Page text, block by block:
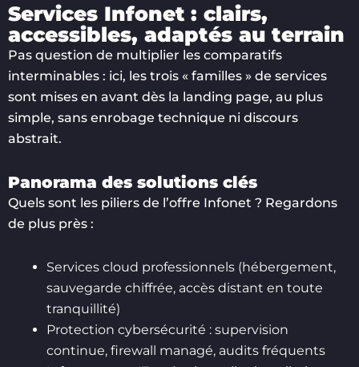
Services Infonet : clairs,
accessibles, adaptés au terrain
Pas question de multiplier les comparatifs
interminables : ici, les trois « familles » de services
sont mises en avant dès la landing page, au plus
simple, sans enrobage technique ni discours
abstrait.
Panorama des solutions clés
Quels sont les piliers de l’offre Infonet ? Regardons
de plus près :
Services cloud professionnels (hébergement,
sauvegarde chiffrée, accès distant en toute
tranquillité)
Protection cybersécurité : supervision
continue, firewall managé, audits fréquents